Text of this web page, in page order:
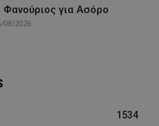
Φανούριος για Ασόρο
08/2026
1534